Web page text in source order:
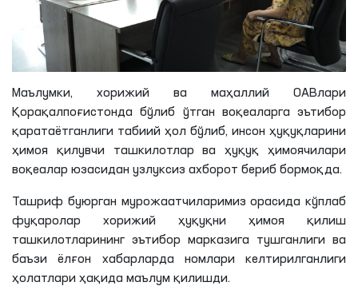
Маълумки, хорижий ва маҳаллий ОАВлари
Қорақалпоғистонда бўлиб ўтган воқеаларга эътибор
қаратаётганлиги табиий ҳол бўлиб, инсон ҳуқуқларини
ҳимоя қилувчи ташкилотлар ва ҳуқуқ ҳимоячилари
воқеалар юзасидан узлуксиз ахборот бериб бормоқда.
Ташриф буюрган мурожаатчиларимиз орасида кўплаб
фуқаролар хорижий ҳуқуқни ҳимоя қилиш
ташкилотларининг эътибор марказига тушганлиги ва
баъзи ёлғон хабарларда номлари келтирилганлиги
ҳолатлари ҳақида маълум қилишди.